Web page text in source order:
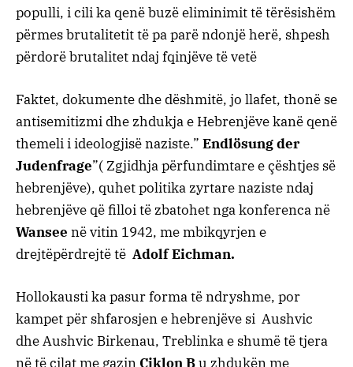
populli, i cili ka qenë buzë eliminimit të tërësishëm
përmes brutalitetit të pa parë ndonjë herë, shpesh
përdorë brutalitet ndaj fqinjëve të vetë
Faktet, dokumente dhe dëshmitë, jo llafet, thonë se
antisemitizmi dhe zhdukja e Hebrenjëve kanë qenë
themeli i ideologjisë naziste.” Endlösung der
Judenfrage”( Zgjidhja përfundimtare e çështjes së
hebrenjëve), quhet politika zyrtare naziste ndaj
hebrenjëve që filloi të zbatohet nga konferenca në
Wansee në vitin 1942, me mbikqyrjen e
drejtëpërdrejtë të Adolf Eichman.
Hollokausti ka pasur forma të ndryshme, por
kampet për shfarosjen e hebrenjëve si Aushvic
dhe Aushvic Birkenau, Treblinka e shumë të tjera
në të cilat me gazin Ciklon Bu zhdukën me